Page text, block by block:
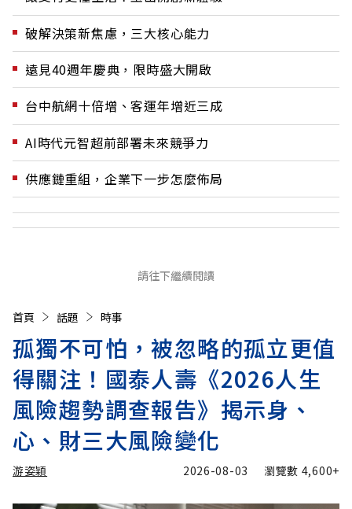
破解決策新焦慮，三大核心能力
遠見40週年慶典，限時盛大開啟
台中航網十倍增、客運年增近三成
AI時代元智超前部署未來競爭力
供應鏈重組，企業下一步怎麼佈局
請往下繼續閱讀
首頁 話題 時事
孤獨不可怕，被忽略的孤立更值
得關注！國泰人壽《2026人生
風險趨勢調查報告》揭示身、
心、財三大風險變化
游姿穎 2026-08-03 瀏覽數 4,600+